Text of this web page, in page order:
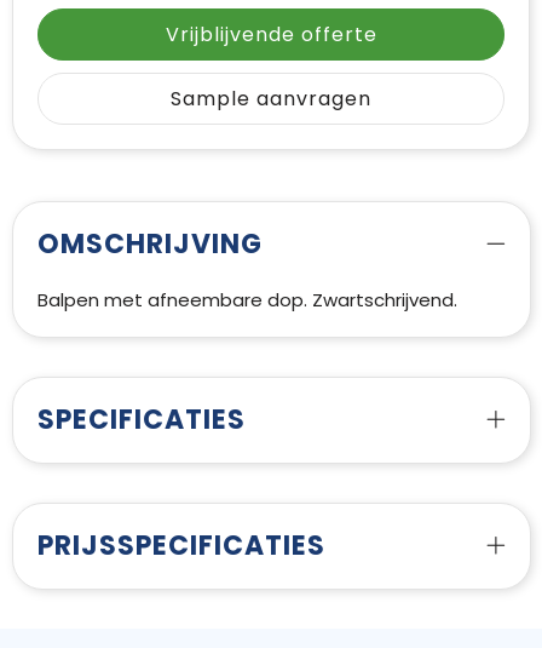
Vrijblijvende offerte
Sample aanvragen
OMSCHRIJVING
Balpen met afneembare dop. Zwartschrijvend.
SPECIFICATIES
PRIJSSPECIFICATIES